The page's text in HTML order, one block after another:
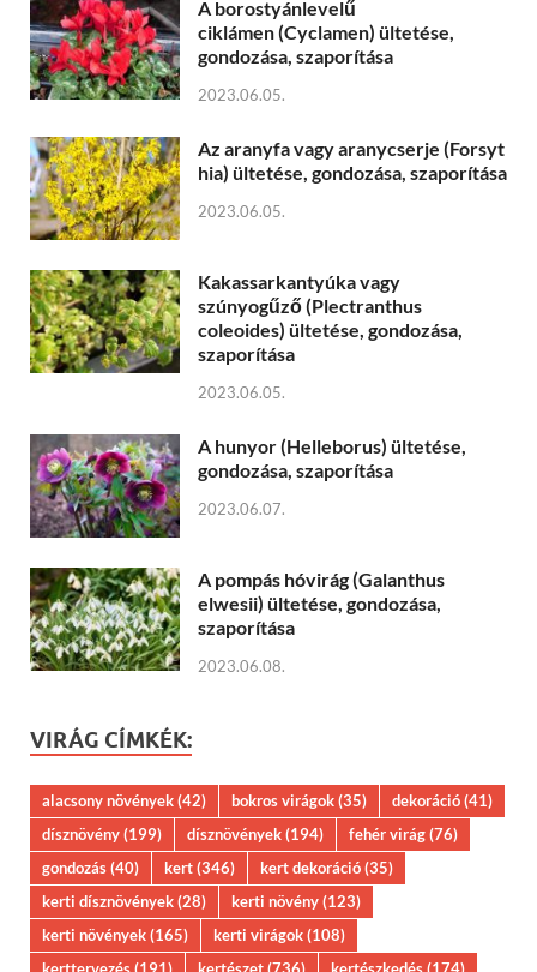
A borostyánlevelű
ciklámen (Cyclamen) ültetése,
gondozása, szaporítása
2023.06.05.
Az aranyfa vagy aranycserje (Forsyt
hia) ültetése, gondozása, szaporítása
2023.06.05.
Kakassarkantyúka vagy
szúnyogűző (Plectranthus
coleoides) ültetése, gondozása,
szaporítása
2023.06.05.
A hunyor (Helleborus) ültetése,
gondozása, szaporítása
2023.06.07.
A pompás hóvirág (Galanthus
elwesii) ültetése, gondozása,
szaporítása
2023.06.08.
VIRÁG CÍMKÉK:
alacsony növények(42) bokros virágok(35) dekoráció(41)
dísznövény(199) dísznövények(194) fehér virág(76)
gondozás(40) kert(346) kert dekoráció(35)
kerti dísznövények(28) kerti növény(123)
kerti növények(165) kerti virágok(108)
kerttervezés(191) kertészet(736) kertészkedés(174)